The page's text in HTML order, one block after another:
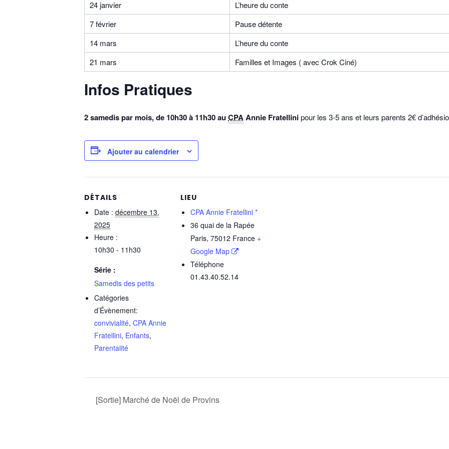
24 janvier
L’heure du conte
7 février
Pause détente
14 mars
L’heure du conte
21 mars
Familles et Images ( avec Crok Ciné)
Infos Pratiques
2 samedis par mois, de 10h30 à 11h30 auCPAAnnie Fratellinipour les 3-5 ans et leurs parents 2€
Ajouter au calendrier
DÉTAILS
Date : décembre 13,
2025
Heure :
10h30 - 11h30
Série :
Samedis des petits
Catégories
d’Évènement:
convivialité, CPA Annie
Fratellini, Enfants,
Parentalité
LIEU
CPA Annie Fratellini *
36 quai de la Rapée
Paris, 75012 France +
Google Map
Téléphone
01.43.40.52.14
[Sortie] Marché de Noël de Provins